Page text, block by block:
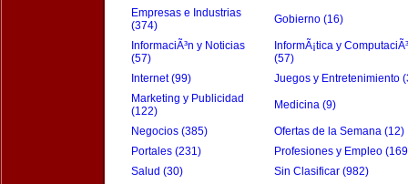
Empresas e Industrias
(374)
Gobierno (16)
InformaciÃ³n y Noticias
(57)
InformÃ¡tica y
(57)
Internet (99)
Juegos y Entretenimiento
Marketing y Publicidad
(122)
Medicina (9)
Negocios (385)
Ofertas de la Semana (12)
Portales (231)
Profesiones y Empleo
Salud (30)
Sin Clasificar (982)